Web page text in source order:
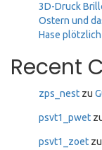
3D-Druck
Ostern und
Hase
Recent
zps_nest zu
psvt1_pwet
psvt1_zoet zu